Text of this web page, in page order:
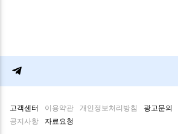
고객센터 이용약관 개인정보처리방침 광고문의
공지사항
자료요청